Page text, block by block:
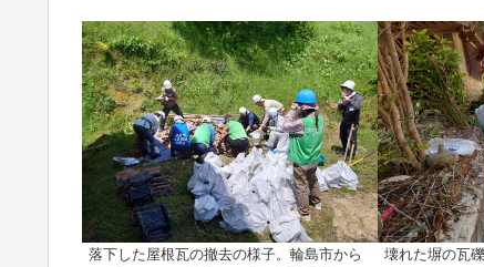
落下した屋根瓦の撤去の様子。輪島市から
壊れた塀の瓦